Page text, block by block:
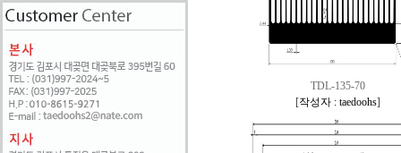
TDL-135-70
[작성자 : taedoohs]